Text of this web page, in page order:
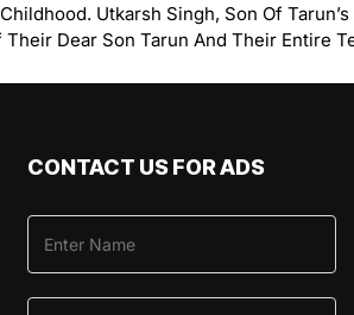
Utkarsh Singh, Son Of
Dear Son Tarun And Their Entire
CONTACT US FOR ADS